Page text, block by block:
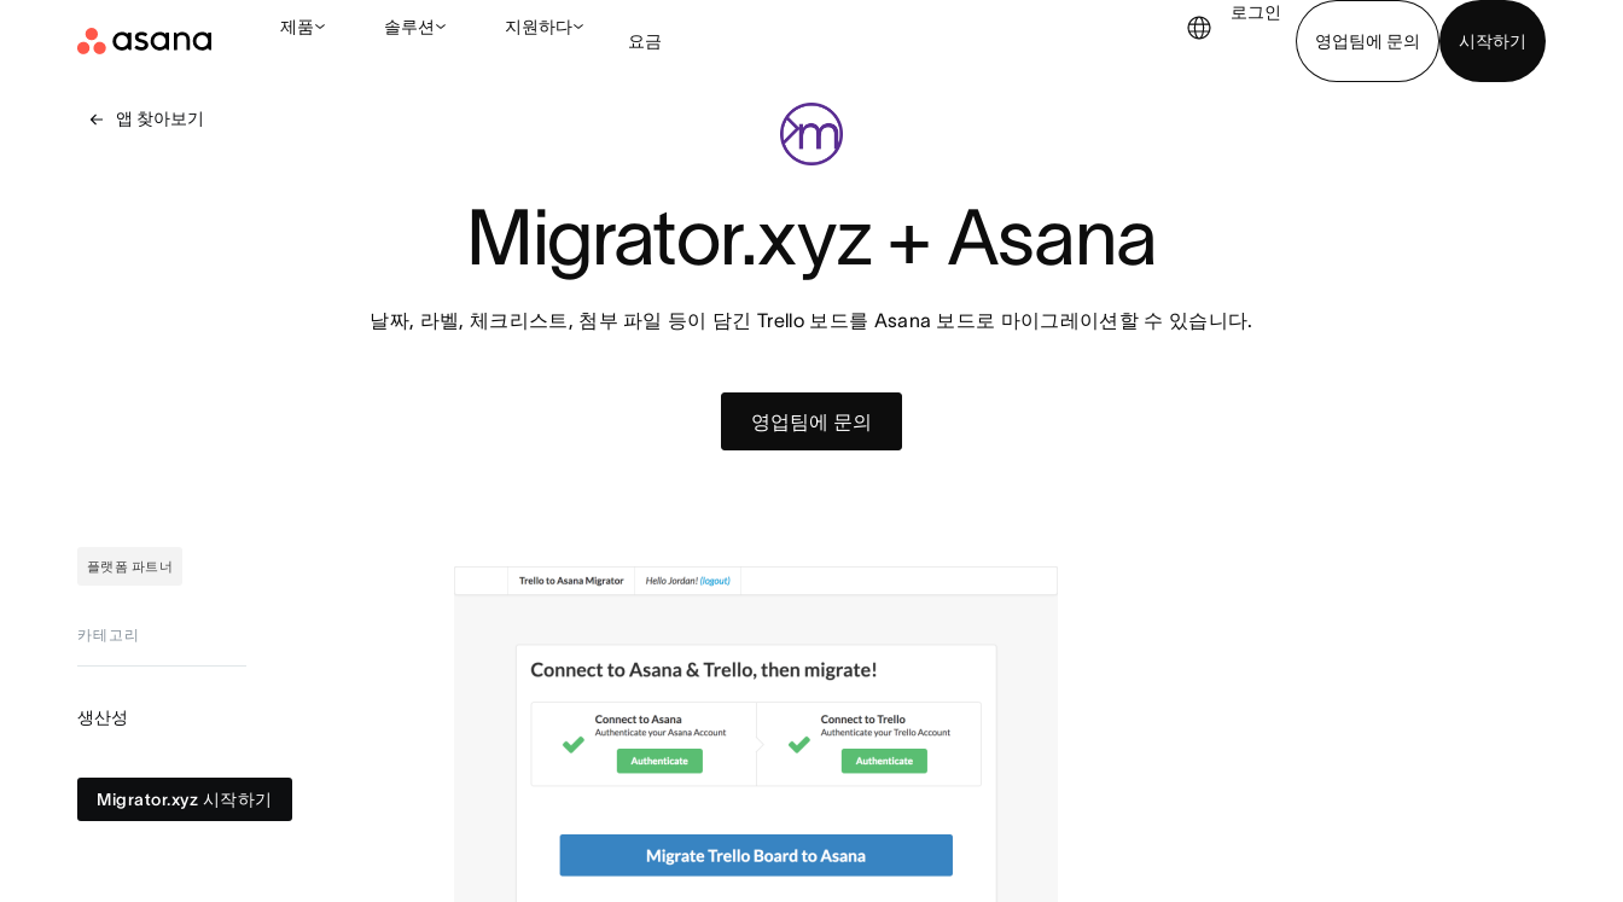
제품 솔루션 지원하다
요금
로그인
영업팀에 문의
시작하기
앱 찾아보기
Migrator.xyz + Asana
날짜, 라벨, 체크리스트, 첨부 파일 등이 담긴 Trello 보드를 Asana 보드로 마이그레이션할 수 있습니다.
영업팀에 문의
플랫폼 파트너
카테고리
생산성
Migrator.xyz 시작하기